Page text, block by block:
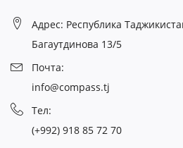
Адрес: Республика
Багаутдинова 13/5
Почта:
info@compass.tj
Тел:
(+992) 918 85 72 70